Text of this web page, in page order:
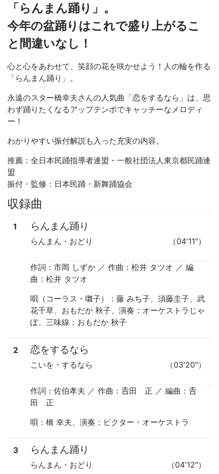
「らんまん踊り」。
今年の盆踊りはこれで盛り上がるこ
と間違いなし！
心と心をあわせて、笑顔の花を咲かせよう！人の輪を作る
「らんまん踊り」。
永遠のスター橋幸夫さんの人気曲「恋をするなら」は、思
わず踊りたくなるアップテンポでキャッチーなメロディ
ー！
わかりやすい振付解説も入った充実の内容。
推薦：全日本民踊指導者連盟・一般社団法人東京都民踊連
盟
振付・監修：日本民踊・新舞踊協会
収録曲
1 らんまん踊り
（04'11"）
らんまん・おどり
作詞：市岡 しずか ／ 作曲：松井 タツオ ／ 編
曲：松井 タツオ
唄 （ コーラス ・ 囃子）：藤 みち子、須藤圭子、武
花千草、おもだか 秋子、 演奏 ：オーケストラじゃ
ぽ、 三味線 ：おもだか 秋子
2 恋をするなら
（03'20"）
こいを・するなら
作詞：佐伯孝夫 ／ 作曲：𠮷田 正 ／ 編曲：𠮷
田 正
唄 ：橋 幸夫、 演奏 ：ビクター・オーケストラ
3 らんまん踊り
（04'12"）
らんまん・おどり